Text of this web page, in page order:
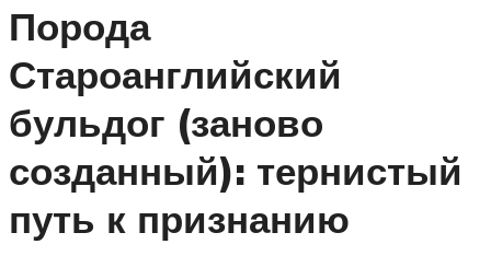
Порода
Староанглийский
бульдог (заново
созданный): тернистый
путь к признанию